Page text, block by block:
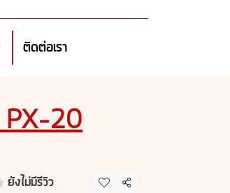
ติดต่อเรา
PX-20
ยังไม่มีรีวิว
แชร์